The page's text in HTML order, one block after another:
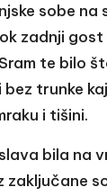
sobe na
zadnji
te bilo
trunke
i tišini.
bila na
zaključane